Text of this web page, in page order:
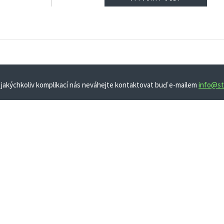
jakýchkoliv komplikací nás neváhejte kontaktovat buď e-mailem